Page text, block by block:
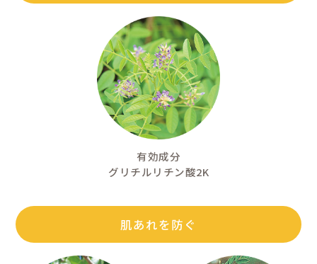
シャワーや洗浄料で
汗による肌荒れが気
日焼け後の肌がほて
に。